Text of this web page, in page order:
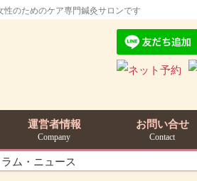
のためのケア専門鍼灸サロンです
運営者情報
Company
お問い合せ
Contact